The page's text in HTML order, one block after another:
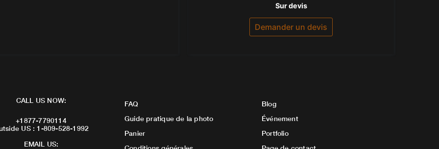
Note
0
sur
Sur devis
Demander un devis
CALL US NOW:
+1877-7790114
US : 1-809-528-1992
EMAIL US:
FAQ
Guide pratique de la photo
Panier
Blog
Événement
Portfolio